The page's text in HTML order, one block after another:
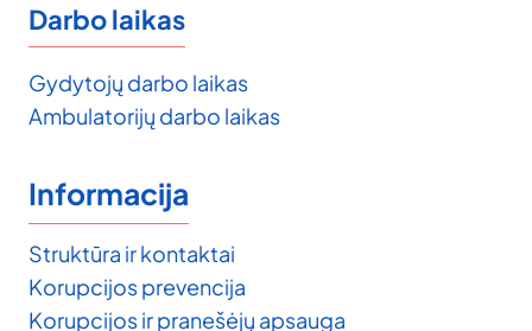
Darbo laikas
Gydytojų darbo laikas
Ambulatorijų darbo laikas
Informacija
Struktūra ir kontaktai
Korupcijos prevencija
Korupcijos ir pranešėjų apsauga